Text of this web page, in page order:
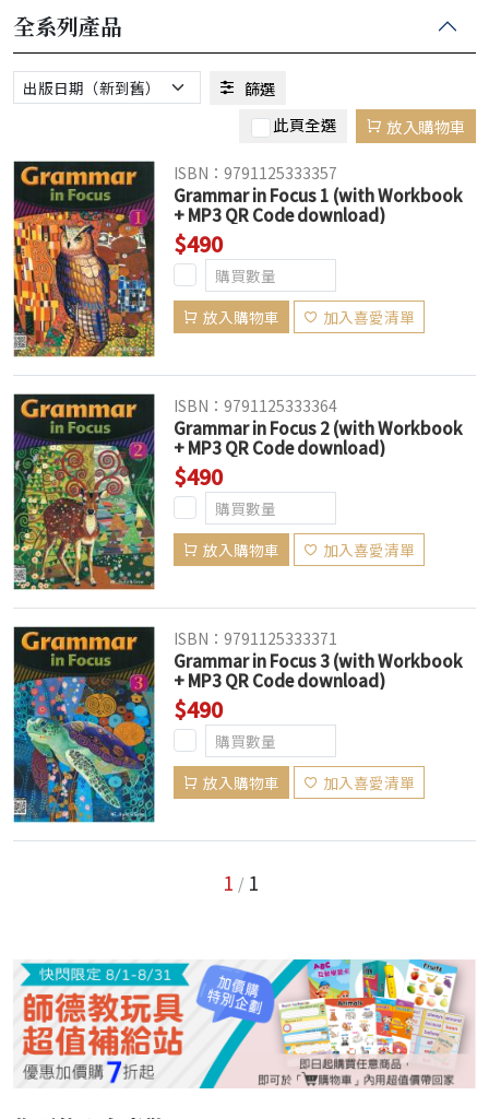
全系列產品
篩選
此頁全選
放入購物車
ISBN：9791125333357
Grammar in Focus 1 (with Workbook
+ MP3 QR Code download)
$490
放入購物車 加入喜愛清單
ISBN：9791125333364
Grammar in Focus 2 (with Workbook
+ MP3 QR Code download)
$490
放入購物車 加入喜愛清單
ISBN：9791125333371
Grammar in Focus 3 (with Workbook
+ MP3 QR Code download)
$490
放入購物車 加入喜愛清單
1 / 1